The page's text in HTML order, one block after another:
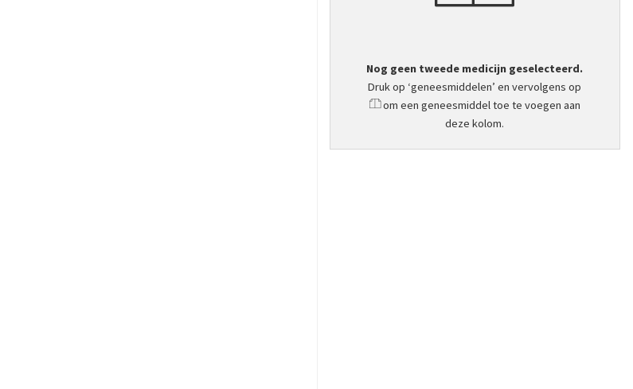
Nog geen tweede medicijn geselecteerd.
Druk op ‘geneesmiddelen’ en vervolgens op
om een geneesmiddel toe te voegen aan
deze kolom.